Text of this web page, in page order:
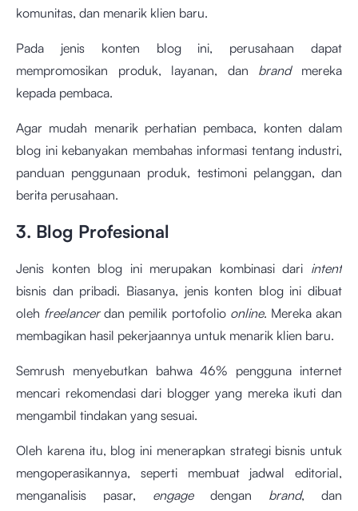
komunitas, dan menarik klien baru.
Pada jenis konten blog ini, perusahaan dapat
mempromosikan produk, layanan, dan brandmereka
kepada pembaca.
Agar mudah menarik perhatian pembaca, konten dalam
blog ini kebanyakan membahas informasi tentang industri,
panduan penggunaan produk, testimoni pelanggan, dan
berita perusahaan.
3. Blog Profesional
Jenis konten blog ini merupakan kombinasi dari intent
bisnis dan pribadi. Biasanya, jenis konten blog ini dibuat
oleh freelancerdan pemilik portofolio online. Mereka akan
membagikan hasil pekerjaannya untuk menarik klien baru.
Semrush menyebutkan bahwa 46% pengguna internet
mencari rekomendasi dari blogger yang mereka ikuti dan
mengambil tindakan yang sesuai.
Oleh karena itu, blog ini menerapkan strategi bisnis untuk
mengoperasikannya, seperti membuat jadwal editorial,
menganalisis pasar, engage dengan brand, dan